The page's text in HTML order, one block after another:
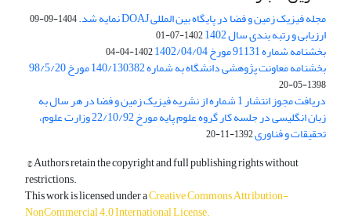
مجله فیزیک زمین و فضا در پایگاه بین المللی DOAJ نمایه شد. 1404-09-09
ارزیابی و رتبه بندی سال 1402 1402-07-01
بخشنامه شماره 91131 مورخ 1402/04/04 1402-04-04
بخشنامه معاونت پژوهشی دانشگاه به شماره 140/130382 مورخ 98/5/20
1398-05-20
دریافت مجوز انتشار 1 شماره از نشریه فیزیک زمین و فضا در هر سال به
زبان انگلیسی در جلسه کار گروه علوم پایه مورخ 22/10/92 وزارت علوم،
تحقیقات و فناوری1392-11-20
© Authors retain the copyright and full publishing rights without
restrictions.
This work is licensed under aCreative Commons Attribution-
NonCommercial 4.0 International License.